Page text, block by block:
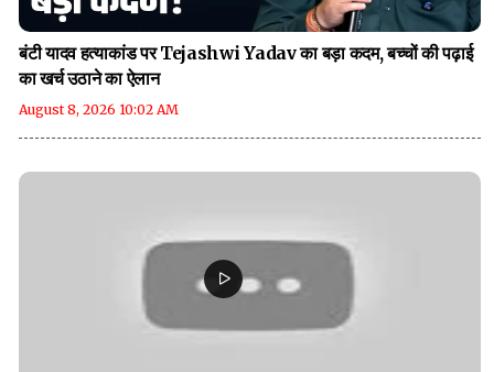
बंटी यादव हत्याकांड पर Tejashwi Yadav का बड़ा कदम, बच्चों की पढ़ाई
का खर्च उठाने का ऐलान
August 8, 2026 10:02 AM